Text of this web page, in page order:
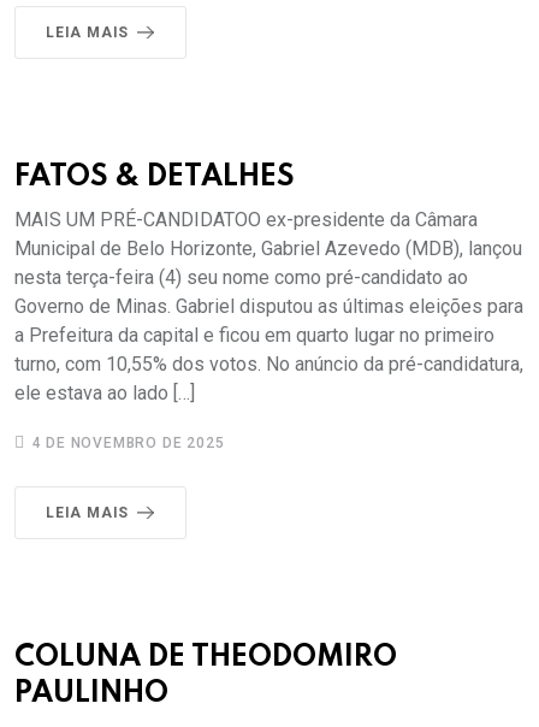
LEIA MAIS
FATOS & DETALHES
MAIS UM PRÉ-CANDIDATOO ex-presidente da Câmara
Municipal de Belo Horizonte, Gabriel Azevedo (MDB), lançou
nesta terça-feira (4) seu nome como pré-candidato ao
Governo de Minas. Gabriel disputou as últimas eleições para
a Prefeitura da capital e ficou em quarto lugar no primeiro
turno, com 10,55% dos votos. No anúncio da pré-candidatura,
ele estava ao lado […]
4 DE NOVEMBRO DE 2025
LEIA MAIS
COLUNA DE THEODOMIRO
PAULINHO